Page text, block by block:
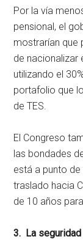
Por la vía
pensional, el
mostrarían que
de nacionalizar
utilizando el
portafolio que
de TES.
El Congreso
las bondades
está a punto
traslado hacia
de 10 años
3. La